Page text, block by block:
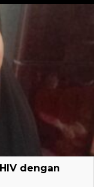
dengan